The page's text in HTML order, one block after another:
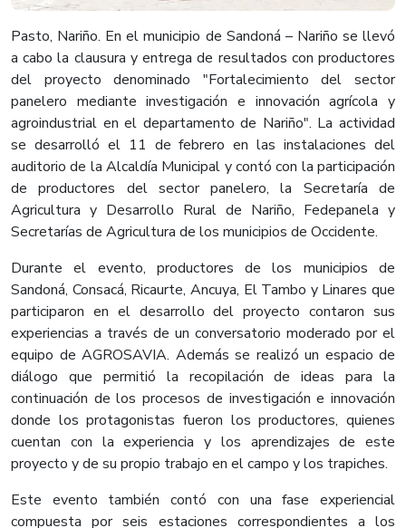
Pasto, Nariño. En el municipio de Sandoná – Nariño se llevó
a cabo la clausura y entrega de resultados con productores
del proyecto denominado "Fortalecimiento del sector
panelero mediante investigación e innovación agrícola y
agroindustrial en el departamento de Nariño". La actividad
se desarrolló el 11 de febrero en las instalaciones del
auditorio de la Alcaldía Municipal y contó con la participación
de productores del sector panelero, la Secretaría de
Agricultura y Desarrollo Rural de Nariño, Fedepanela y
Secretarías de Agricultura de los municipios de Occidente.
Durante el evento, productores de los municipios de
Sandoná, Consacá, Ricaurte, Ancuya, El Tambo y Linares que
participaron en el desarrollo del proyecto contaron sus
experiencias a través de un conversatorio moderado por el
equipo de AGROSAVIA. Además se realizó un espacio de
diálogo que permitió la recopilación de ideas para la
continuación de los procesos de investigación e innovación
donde los protagonistas fueron los productores, quienes
cuentan con la experiencia y los aprendizajes de este
proyecto y de su propio trabajo en el campo y los trapiches.
Este evento también contó con una fase experiencial
compuesta por seis estaciones correspondientes a los